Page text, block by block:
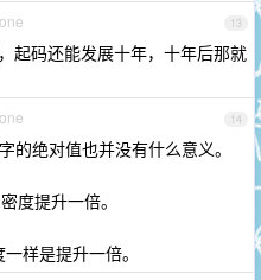
13
起码还能发展十年，十年后那就
14
的绝对值也并没有什么意义。
度提升一倍。
样是提升一倍。